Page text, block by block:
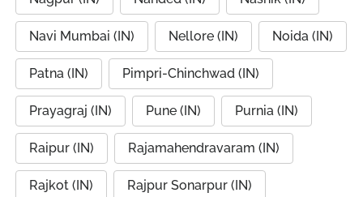
Navi Mumbai (IN) Nellore (IN) Noida (IN)
Patna (IN) Pimpri-Chinchwad (IN)
Prayagraj (IN) Pune (IN) Purnia (IN)
Raipur (IN) Rajamahendravaram (IN)
Rajkot (IN) Rajpur Sonarpur (IN)